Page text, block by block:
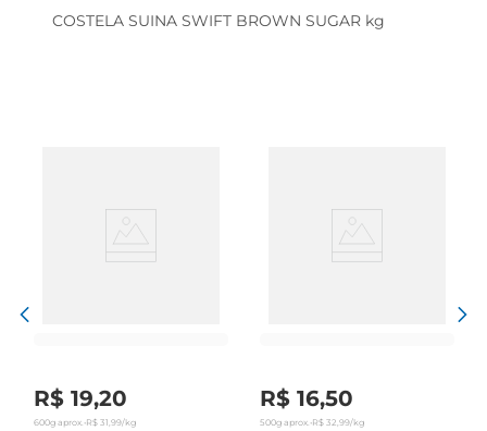
COSTELA SUINA SWIFT BROWN SUGAR kg
R$ 19,20
600gaprox. •R$ 31,99/kg
R$ 16,50
500gaprox. •R$ 32,99/kg